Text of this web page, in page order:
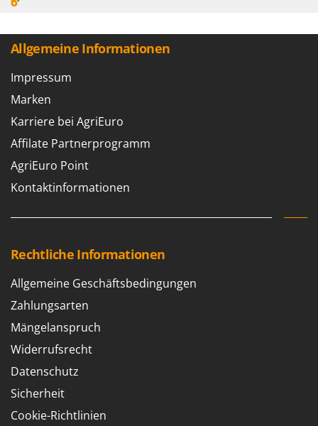
Allgemeine Informationen
Impressum
Marken
Karriere bei AgriEuro
Affilate Partnerprogramm
AgriEuro Point
Kontaktinformationen
Rechtliche Informationen
Allgemeine Geschäftsbedingungen
Zahlungsarten
Mängelanspruch
Widerrufsrecht
Datenschutz
Sicherheit
Cookie-Richtlinien